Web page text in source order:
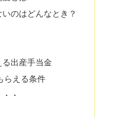
のはどんなとき？
出産手当金
らえる条件
・